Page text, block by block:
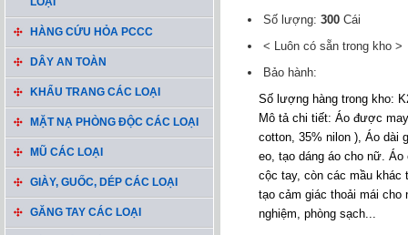
HÀNG CỨU HỎA PCCC
DÂY AN TOÀN
KHẨU TRANG CÁC LOẠI
MẶT NẠ PHÒNG ĐỘC CÁC LOẠI
MŨ CÁC LOẠI
GIÀY, GUỐC, DÉP CÁC LOẠI
GĂNG TAY CÁC LOẠI
Số lượng: 300 Cái
< Luôn có sẵn trong kho >
Bảo hành:
Số lượng hàng trong kho:
Mô tả chi tiết: Áo được
cotton, 35% nilon ), Áo dài
eo, tạo dáng áo cho nữ.
cộc tay, còn các mầu
tạo cảm giác thoải mái
nghiệm, phòng sạch...